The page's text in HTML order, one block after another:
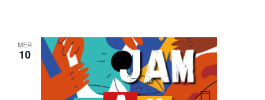
MER
10